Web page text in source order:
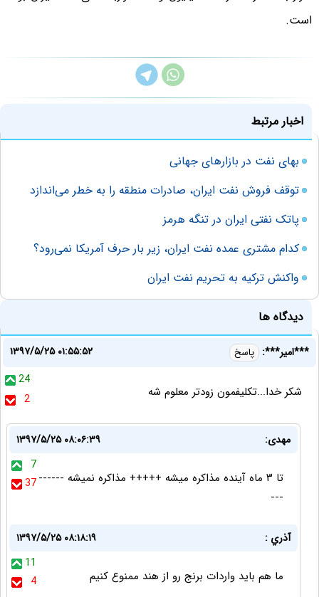
است.
اخبار مرتبط
بهای نفت در بازارهای جهانی
توقف فروش نفت ایران، صادرات منطقه را به خطر می‌اندازد
پاتک نفتی ایران در تنگه هرمز
کدام مشتری عمده نفت ایران، زیر بار حرف آمریکا نمی‌رود؟
واکنش ترکیه به تحریم نفت ایران
دیدگاه ها
***امیر***: پاسخ
۱۳۹۷/۵/۲۵ ۰۱:۵۵:۵۲
24
2
شکر خدا...تکلیفمون زودتر معلوم شه
مهدی:
۱۳۹۷/۵/۲۵ ۰۸:۰۶:۳۹
7
37تا ۳ ماه آینده مذاکره میشه +++++ مذاکره نمیشه ------
---
آذري :
۱۳۹۷/۵/۲۵ ۰۸:۱۸:۱۹
11
4
ما هم بايد واردات برنج رو از هند ممنوع كنيم